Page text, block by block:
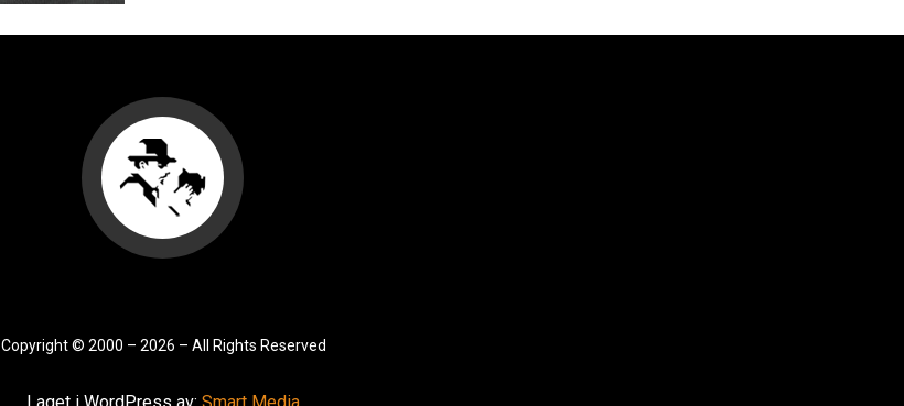
Copyright© 2000 – 2026 – All Rights Reserved